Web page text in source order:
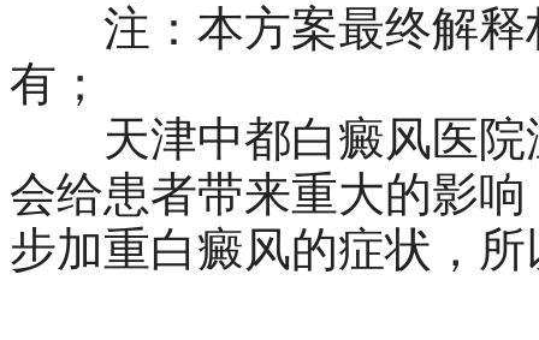
注：本方案最终解释
有；
天津中都白癜风医院
会给患者带来重大的影
步加重白癜风的症状，